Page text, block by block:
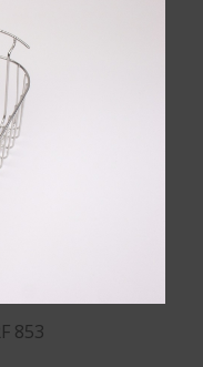
853